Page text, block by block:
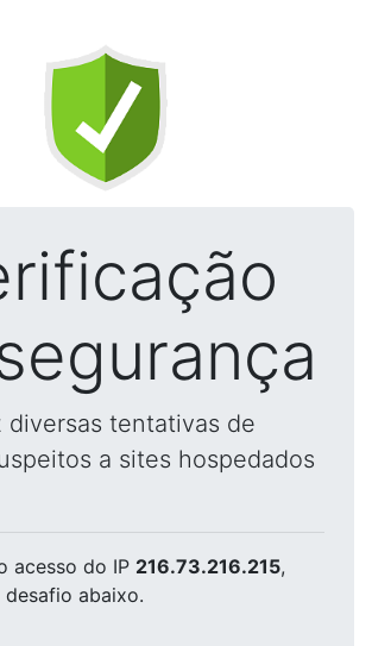
diversas tentativas de
a sites hospedados
acesso do IP 216.73.216.215,
abaixo.